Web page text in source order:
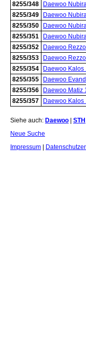
8255/348
Daewoo
8255/349
Daewoo
8255/350
Daewoo
8255/351
Daewoo
8255/352
Daewoo
8255/353
Daewoo
8255/354
Daewoo Kalos
8255/355
Daewoo
8255/356
Daewoo Matiz
8255/357
Daewoo Kalos
Siehe auch: Daewoo STH
Neue Suche
Impressum